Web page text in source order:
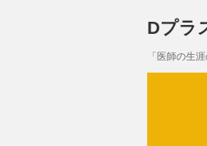
Dプラ
「医師の生